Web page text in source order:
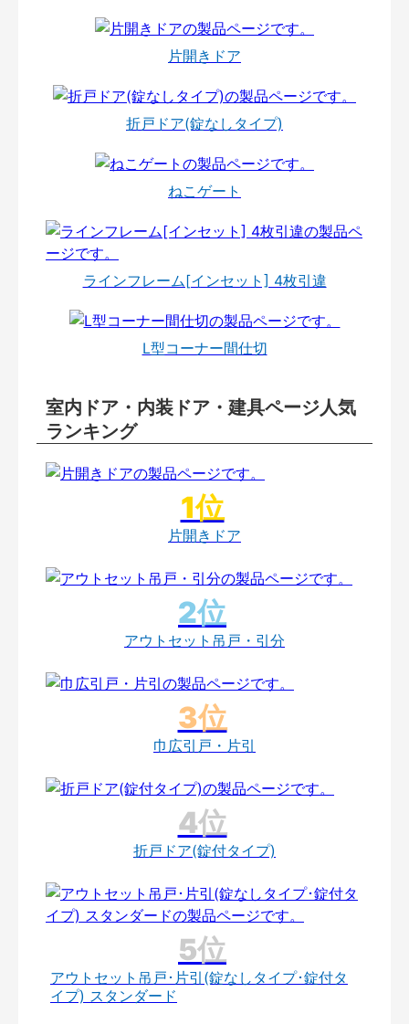
片開きドア
折戸ドア(錠なしタイプ)
ねこゲート
ラインフレーム[インセット] 4枚引違
L型コーナー間仕切
室内ドア・内装ドア・建具ページ人気
ランキング
片開きドア
アウトセット吊戸・引分
巾広引戸・片引
折戸ドア(錠付タイプ)
アウトセット吊戸･片引(錠なしタイプ･錠付タ
イプ) スタンダード